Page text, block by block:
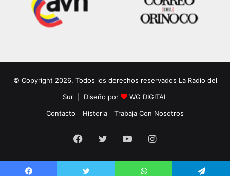
© Copyright 2026, Todos los derechos reservados La Radio del
Sur | Diseño por
WG DIGITAL
Contacto
Historia Trabaja Con Nosotros
Facebook
TwitterYouTubeInstagram